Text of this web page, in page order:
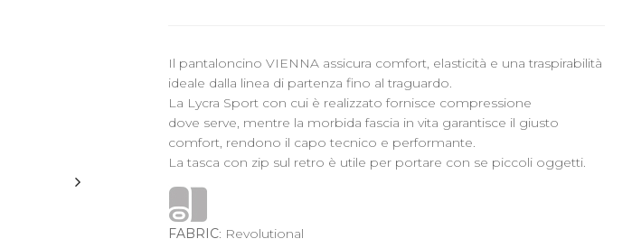
Il pantaloncino VIENNA assicura comfort, elasticità e una traspirabilità
ideale dalla linea di partenza fino al traguardo.
La Lycra Sport con cui è realizzato fornisce compressione
dove serve, mentre la morbida fascia in vita garantisce il giusto
comfort, rendono il capo tecnico e performante.
La tasca con zip sul retro è utile per portare con se piccoli oggetti.
FABRIC: Revolutional